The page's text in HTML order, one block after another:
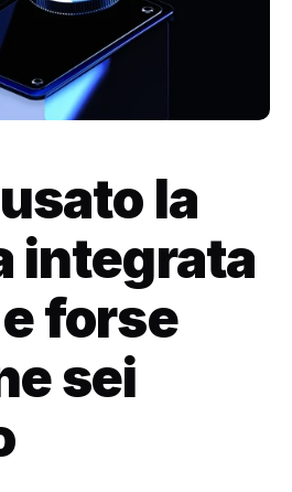
la
integrata
forse
sei